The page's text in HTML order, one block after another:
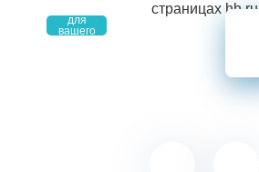
страницах hh.ru
для
вашего
4,9